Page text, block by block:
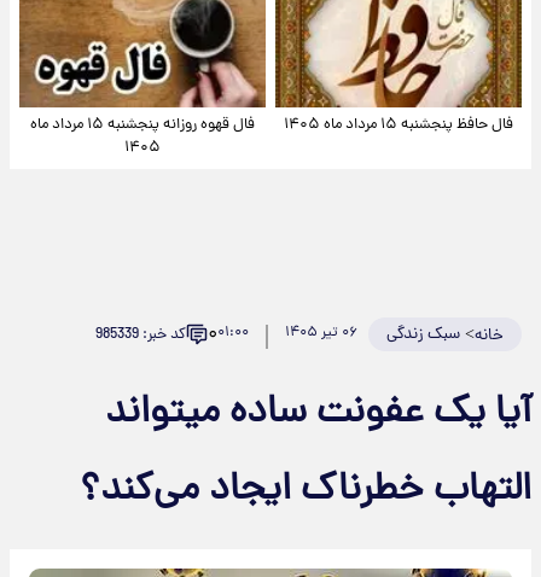
فال حافظ پنجشنبه ۱۵ مرداد ماه ۱۴۰۵
فال قهوه روزانه پنجشنبه ۱۵ مرداد ماه
۱۴۰۵
خانه>سبک زندگی ۰۶ تیر ۱۴۰۵ ۰۱:۰۰۰ کد خبر: 985339
آیا یک عفونت ساده میتواند
التهاب خطرناک ایجاد می‌کند؟